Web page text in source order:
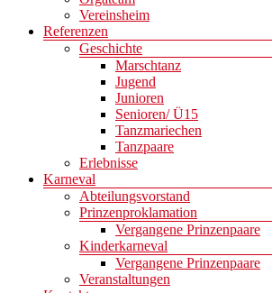
Vereinsheim
Referenzen
Geschichte
Marschtanz
Jugend
Junioren
Senioren/ Ü15
Tanzmariechen
Tanzpaare
Erlebnisse
Karneval
Abteilungsvorstand
Prinzenproklamation
Vergangene Prinzenpaare
Kinderkarneval
Vergangene Prinzenpaare
Veranstaltungen